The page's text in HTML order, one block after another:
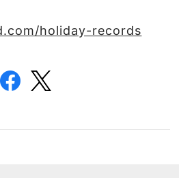
holiday-records